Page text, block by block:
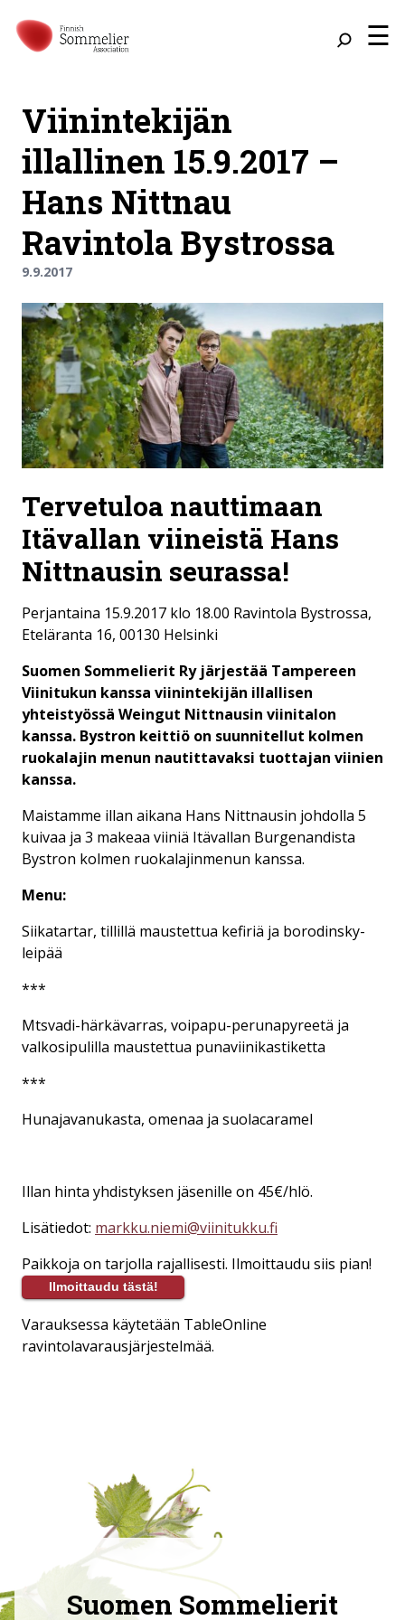
☰
Viinintekijän
illallinen 15.9.2017 –
Hans Nittnau
Ravintola Bystrossa
9.9.2017
Tervetuloa nauttimaan
Itävallan viineistä Hans
Nittnausin seurassa!
Perjantaina 15.9.2017 klo 18.00 Ravintola Bystrossa,
Eteläranta 16, 00130 Helsinki
Suomen Sommelierit Ry järjestää Tampereen
Viinitukun kanssa viinintekijän illallisen
yhteistyössä Weingut Nittnausin viinitalon
kanssa. Bystron keittiö on suunnitellut kolmen
ruokalajin menun nautittavaksi tuottajan viinien
kanssa.
Maistamme illan aikana Hans Nittnausin johdolla 5
kuivaa ja 3 makeaa viiniä Itävallan Burgenandista
Bystron kolmen ruokalajinmenun kanssa.
Menu:
Siikatartar, tillillä maustettua kefiriä ja borodinsky-
leipää
***
Mtsvadi-härkävarras, voipapu-perunapyreetä ja
valkosipulilla maustettua punaviinikastiketta
***
Hunajavanukasta, omenaa ja suolacaramel
Illan hinta yhdistyksen jäsenille on 45€/hlö.
Lisätiedot: markku.niemi@viinitukku.fi
Paikkoja on tarjolla rajallisesti. Ilmoittaudu siis pian!
Ilmoittaudu tästä!
Varauksessa käytetään TableOnline
ravintolavarausjärjestelmää.
Suomen Sommelierit